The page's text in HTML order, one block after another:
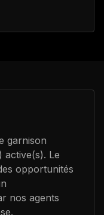
garnison
active(s). Le
opportunités
nos agents